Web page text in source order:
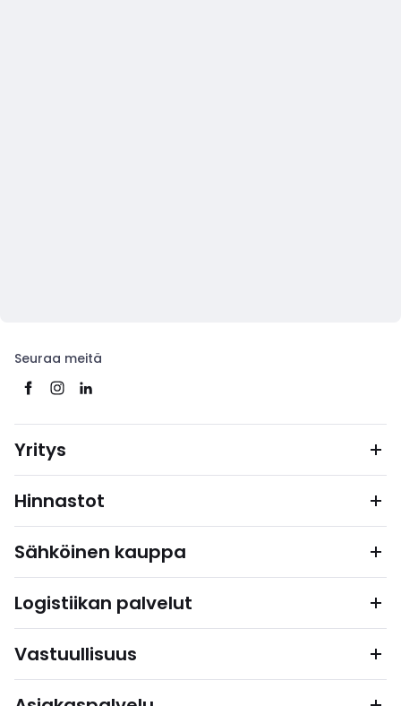
Seuraa meitä
Yritys
Hinnastot
Sähköinen kauppa
Logistiikan palvelut
Vastuullisuus